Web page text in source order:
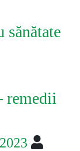
remedii